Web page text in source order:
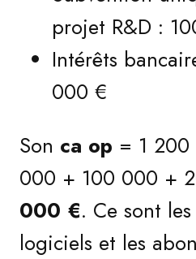
projet R&D :
Intérêts
000 €
Son ca op = 1
000 + 100 000 +
000 €. Ce sont
logiciels et les